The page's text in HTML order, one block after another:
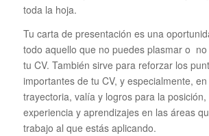
toda la hoja.
Tu carta de presentación es una
todo aquello que no puedes plasmar o
tu CV. También sirve para reforzar los
importantes de tu CV, y especialmente,
trayectoria, valía y logros para la posición,
experiencia y aprendizajes en las áreas
trabajo al que estás aplicando.